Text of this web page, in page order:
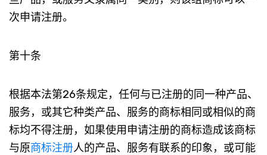
次申请注册。
第十条
根据本法第26条规定，任何与已注册的同一种产品、
服务，或其它种类产品、服务的商标相同或相似的商
标均不得注册，如果使用申请注册的商标造成该商标
与原商标注册人的产品、服务有联系的印象，或可能